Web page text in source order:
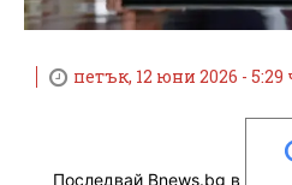
петък, 12 юни 2026 - 5:29
Последвай Bnews.bg в